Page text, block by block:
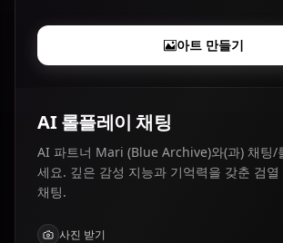
아트 만들기
AI 롤플레이 채팅
AI 파트너 Mari (Blue Archive)와(과) 채팅/
세요. 깊은 감성 지능과 기억력을 갖춘 검
채팅.
사진 받기